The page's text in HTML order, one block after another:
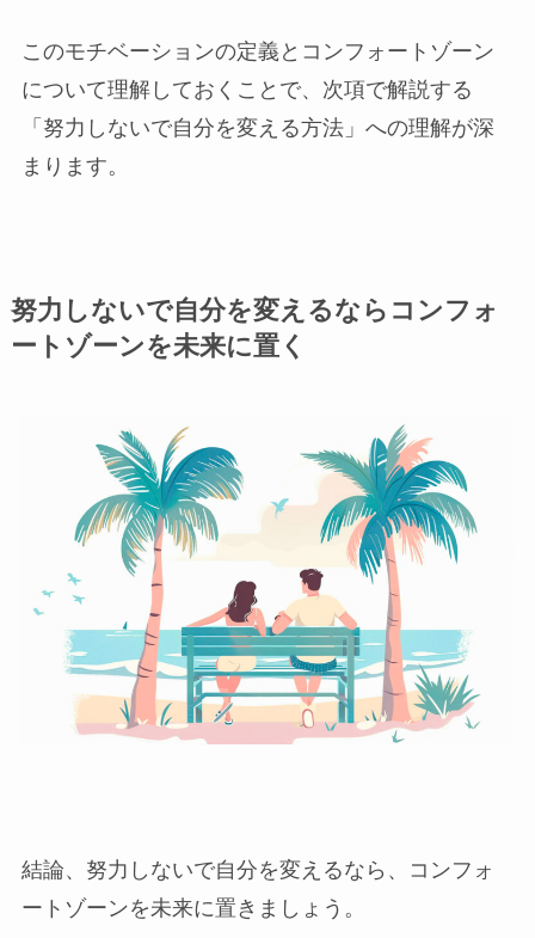
このモチベーションの定義とコンフォートゾーン
について理解しておくことで、次項で解説する
「努力しないで自分を変える方法」への理解が深
まります。
努力しないで自分を変えるならコンフォ
ートゾーンを未来に置く
結論、努力しないで自分を変えるなら、コンフォ
ートゾーンを未来に置きましょう。